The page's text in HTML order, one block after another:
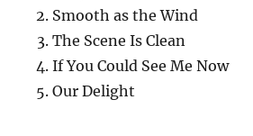
Smooth as the Wind
The Scene Is Clean
If You Could See Me Now
Our Delight